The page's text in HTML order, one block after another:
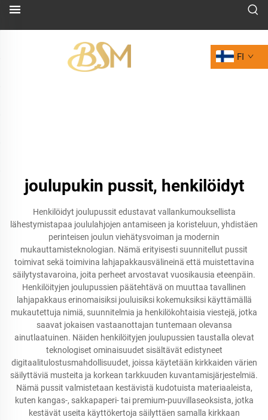
FI
joulupukin pussit, henkilöidyt
Henkilöidyt joulupussit edustavat vallankumouksellista
lähestymistapaa joululahjojen antamiseen ja koristeluun, yhdistäen
perinteisen joulun viehätysvoiman ja modernin
mukauttamisteknologian. Nämä erityisesti suunnitellut pussit
toimivat sekä toimivina lahjapakkausvälineinä että muistettavina
säilytystavaroina, joita perheet arvostavat vuosikausia eteenpäin.
Henkilöityjen joulupussien päätehtävä on muuttaa tavallinen
lahjapakkaus erinomaisiksi jouluisiksi kokemuksiksi käyttämällä
mukautettuja nimiä, suunnitelmia ja henkilökohtaisia viestejä, jotka
saavat jokaisen vastaanottajan tuntemaan olevansa
ainutlaatuinen. Näiden henkilöityjen joulupussien taustalla olevat
teknologiset ominaisuudet sisältävät edistyneet
digitaalitulostusmahdollisuudet, joissa käytetään kirkkaiden värien
säilyttäviä musteita ja korkean tarkkuuden kuvantamisjärjestelmiä.
Nämä pussit valmistetaan kestävistä kudotuista materiaaleista,
kuten kangas-, sakkapaperi- tai premium-puuvillaseoksista, jotka
kestävät useita käyttökertoja säilyttäen samalla kirkkaan